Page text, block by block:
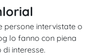
persone intervistate o
lo fanno con piena
interesse.